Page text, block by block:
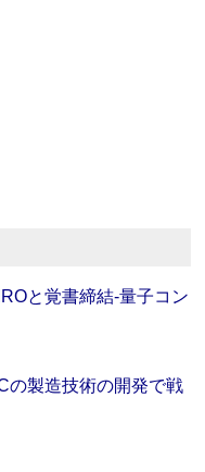
と覚書締結‐量子コン
の製造技術の開発で戦